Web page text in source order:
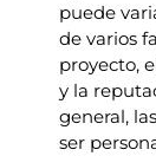
puede
de varios
proyecto,
y la
general,
ser